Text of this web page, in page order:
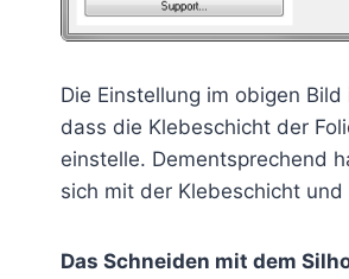
Die Einstellung im obigen
dass die Klebeschicht der
einstelle. Dementsprechend
sich mit der Klebeschicht
Das Schneiden mit dem